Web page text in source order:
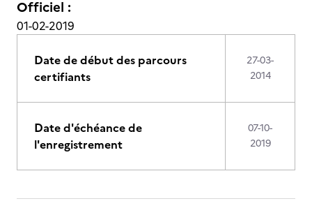
Officiel :
01-02-2019
Date de début des parcours
certifiants
27-03-
2014
Date d'échéance de
l'enregistrement
07-10-
2019